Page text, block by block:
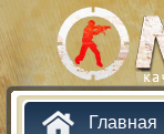
Главная